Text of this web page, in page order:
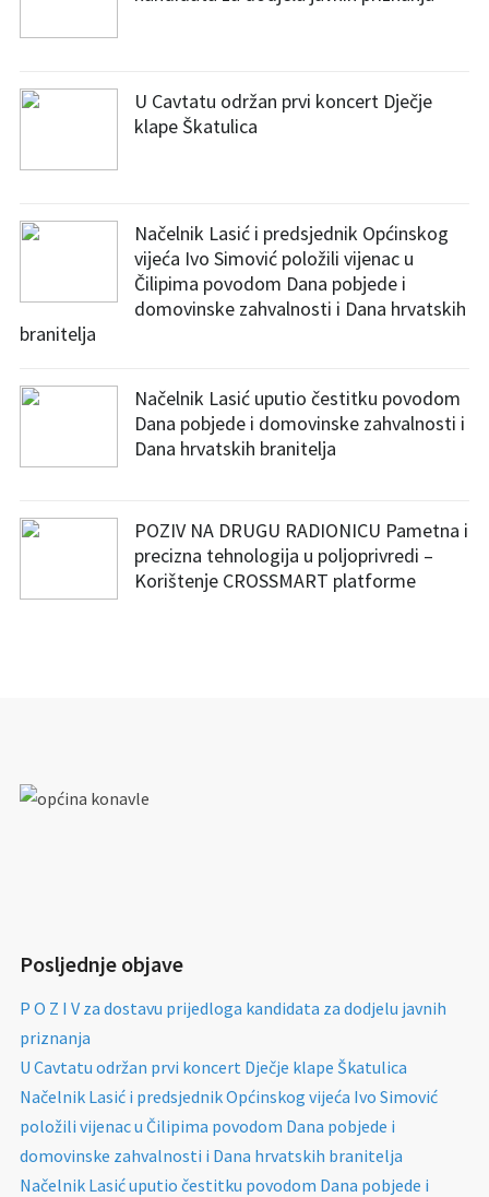
U Cavtatu održan prvi koncert Dječje
klape Škatulica
Načelnik Lasić i predsjednik Općinskog
vijeća Ivo Simović položili vijenac u
Čilipima povodom Dana pobjede i
domovinske zahvalnosti i Dana hrvatskih
branitelja
Načelnik Lasić uputio čestitku povodom
Dana pobjede i domovinske zahvalnosti i
Dana hrvatskih branitelja
POZIV NA DRUGU RADIONICU Pametna i
precizna tehnologija u poljoprivredi –
Korištenje CROSSMART platforme
Posljednje objave
P O Z I V za dostavu prijedloga kandidata za dodjelu javnih
priznanja
U Cavtatu održan prvi koncert Dječje klape Škatulica
Načelnik Lasić i predsjednik Općinskog vijeća Ivo Simović
položili vijenac u Čilipima povodom Dana pobjede i
domovinske zahvalnosti i Dana hrvatskih branitelja
Načelnik Lasić uputio čestitku povodom Dana pobjede i